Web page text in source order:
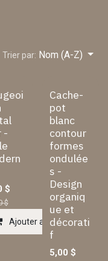
Trier par: Nom (A-Z)
-
$
$
Ajouter au panier
Cache-
pot
blanc
contour
formes
ondulée
s -
Design
organiq
ue et
décorati
f
5,00 $